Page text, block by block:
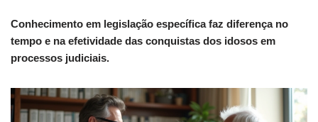
Conhecimento em legislação específica faz diferença no
tempo e na efetividade das conquistas dos idosos em
processos judiciais.